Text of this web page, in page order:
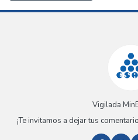
Vigilada
¡Te invitamos a dejar tus